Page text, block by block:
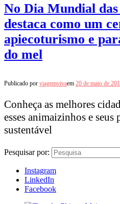
No Dia Mundial das
destaca como um
apiecoturismo e
do mel
Publicado por viagemvivaem 20 de maio de
Conheça as melhores
esses animaizinhos e
sustentável
Pesquisar por:
Instagram
LinkedIn
Facebook